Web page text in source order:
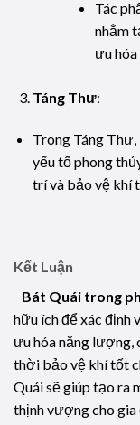
Tác
nhằm
ưu
Táng Thư:
Trong Táng
yếu tố phong
trí và bảo vệ khí
Kết Luận
Bát Quái trong
hữu ích để xác định
ưu hóa năng lượng,
thời bảo vệ khí tốt
Quái sẽ giúp tạo ra
thịnh vượng cho gia